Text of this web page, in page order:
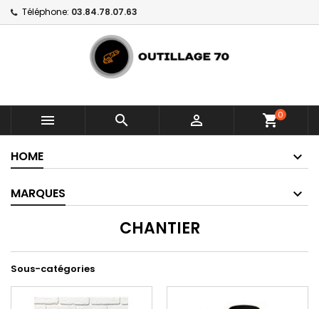
Téléphone: 03.84.78.07.63
   shopping_cart0
HOME
MARQUES
CHANTIER
Sous-catégories